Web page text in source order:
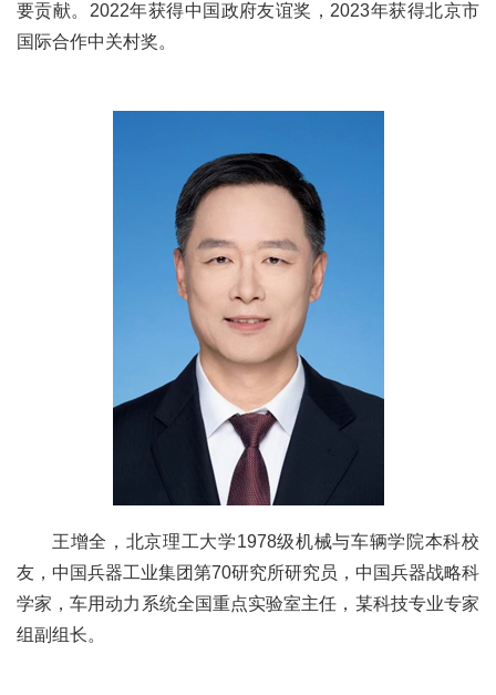
要贡献。2022年获得中国政府友谊奖，2023年获得北京市
国际合作中关村奖。
王增全，北京理工大学1978级机械与车辆学院本科校
友，中国兵器工业集团第70研究所研究员，中国兵器战略科
学家，车用动力系统全国重点实验室主任，某科技专业专家
组副组长。